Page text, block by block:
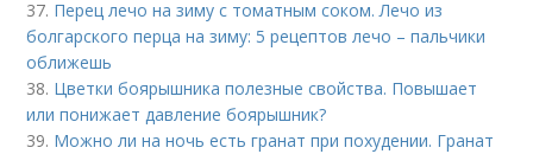
37. Перец лечо на зиму с томатным соком. Лечо из
болгарского перца на зиму: 5 рецептов лечо – пальчики
оближешь
38. Цветки боярышника полезные свойства. Повышает
или понижает давление боярышник?
39. Можно ли на ночь есть гранат при похудении. Гранат